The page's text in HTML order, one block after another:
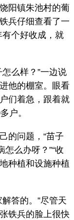
阳镇朱池村的葡
兵仔细查看了一
有个好收成，就
么样？”一边说
他的棚室。眼看
们着急，跟着就
户。
问题，“苗子
怎么办呀？”“收
种植和设施种植
答的。”尽管天
铁兵的脸上很快